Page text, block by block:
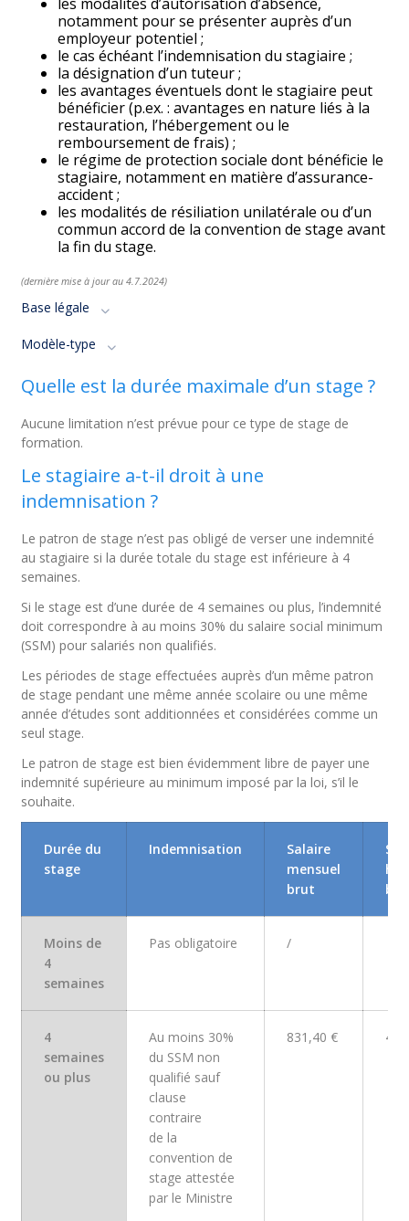
notamment pour se présenter auprès d’un
employeur potentiel ;
le cas échéant l’indemnisation du stagiaire ;
la désignation d’un tuteur ;
les avantages éventuels dont le stagiaire peut
bénéficier (p.ex. : avantages en nature liés à la
restauration, l’hébergement ou le
remboursement de frais) ;
le régime de protection sociale dont bénéficie le
stagiaire, notamment en matière d’assurance-
accident ;
les modalités de résiliation unilatérale ou d’un
commun accord de la convention de stage avant
la fin du stage.
(dernière mise à jour au 4.7.2024)
Base légale
Modèle-type
Quelle est la durée maximale d’un stage ?
Aucune limitation n’est prévue pour ce type de stage de
formation.
Le stagiaire a-t-il droit à une
indemnisation ?
Le patron de stage n’est pas obligé de verser une indemnité
au stagiaire si la durée totale du stage est inférieure à 4
semaines.
Si le stage est d’une durée de 4 semaines ou plus, l’indemnité
doit correspondre à au moins 30% du salaire social minimum
(SSM) pour salariés non qualifiés.
Les périodes de stage effectuées auprès d’un même patron
de stage pendant une même année scolaire ou une même
année d’études sont additionnées et considérées comme un
seul stage.
Le patron de stage est bien évidemment libre de payer une
indemnité supérieure au minimum imposé par la loi, s’il le
souhaite.
Durée du
stage
Indemnisation
Salaire
mensuel
brut
Moins de
4
semaines
Pas obligatoire /
4
semaines
ou plus
Au moins 30%
du SSM non
qualifié sauf
clause
contraire
de la
convention de
stage attestée
par le Ministre
831,40 €